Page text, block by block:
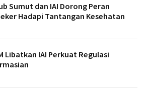
Sumut dan IAI Dorong Peran
Hadapi Tantangan Kesehatan
Libatkan IAI Perkuat Regulasi